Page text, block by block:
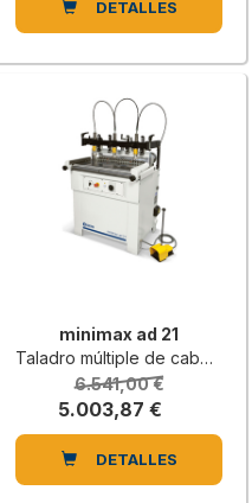
DETALLES
minimax ad 21
Taladro múltiple de cabezal único con 21 portabrocas
6.541,00 €
5.003,87 €
DETALLES